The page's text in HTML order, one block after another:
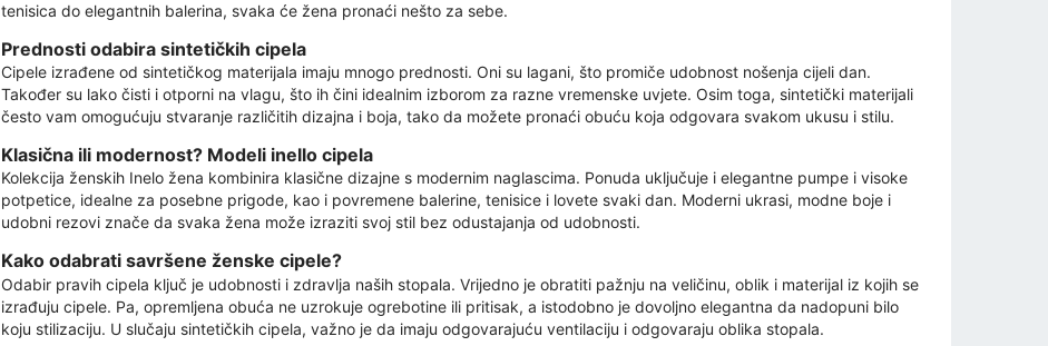
tenisica do elegantnih balerina, svaka će žena pronaći nešto za sebe.
Prednosti odabira sintetičkih cipela
Cipele izrađene od sintetičkog materijala imaju mnogo prednosti. Oni su lagani, što promiče udobnost nošenja cijeli dan.
Također su lako čisti i otporni na vlagu, što ih čini idealnim izborom za razne vremenske uvjete. Osim toga, sintetički materijali
često vam omogućuju stvaranje različitih dizajna i boja, tako da možete pronaći obuću koja odgovara svakom ukusu i stilu.
Klasična ili modernost? Modeli inello cipela
Kolekcija ženskih Inelo žena kombinira klasične dizajne s modernim naglascima. Ponuda uključuje i elegantne pumpe i visoke
potpetice, idealne za posebne prigode, kao i povremene balerine, tenisice i lovete svaki dan. Moderni ukrasi, modne boje i
udobni rezovi znače da svaka žena može izraziti svoj stil bez odustajanja od udobnosti.
Kako odabrati savršene ženske cipele?
Odabir pravih cipela ključ je udobnosti i zdravlja naših stopala. Vrijedno je obratiti pažnju na veličinu, oblik i materijal iz kojih se
izrađuju cipele. Pa, opremljena obuća ne uzrokuje ogrebotine ili pritisak, a istodobno je dovoljno elegantna da nadopuni bilo
koju stilizaciju. U slučaju sintetičkih cipela, važno je da imaju odgovarajuću ventilaciju i odgovaraju oblika stopala.